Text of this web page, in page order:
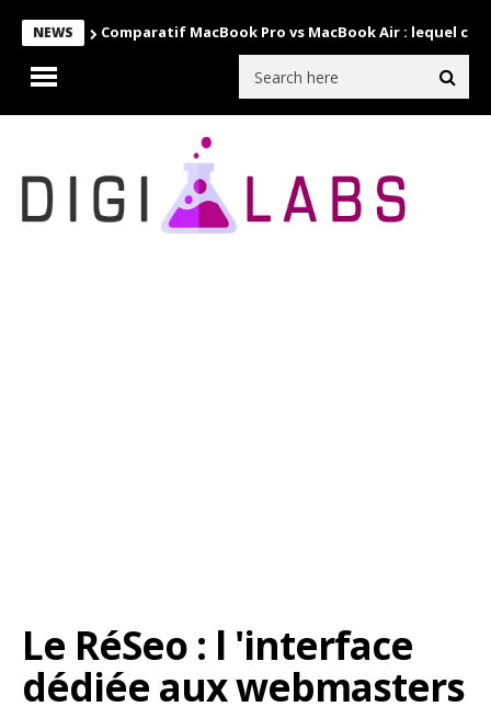
NEWS Comparatif MacBook Pro vs MacBook Air : lequel
Le RéSeo : l 'interface
dédiée aux webmasters